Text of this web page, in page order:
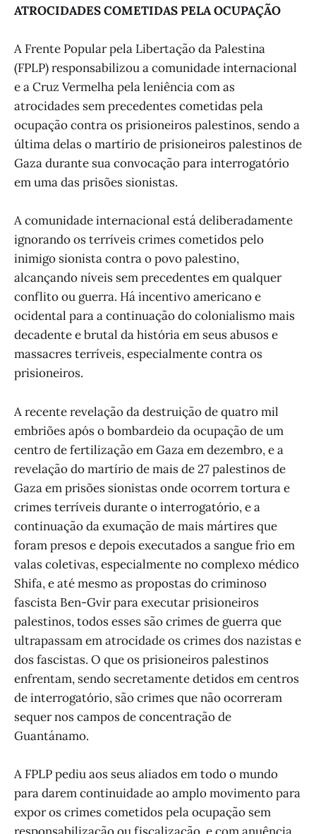
ATROCIDADES COMETIDAS PELA OCUPAÇÃO
A Frente Popular pela Libertação da Palestina
(FPLP) responsabilizou a comunidade internacional
e a Cruz Vermelha pela leniência com as
atrocidades sem precedentes cometidas pela
ocupação contra os prisioneiros palestinos, sendo a
última delas o martírio de prisioneiros palestinos de
Gaza durante sua convocação para interrogatório
em uma das prisões sionistas.
A comunidade internacional está deliberadamente
ignorando os terríveis crimes cometidos pelo
inimigo sionista contra o povo palestino,
alcançando níveis sem precedentes em qualquer
conflito ou guerra. Há incentivo americano e
ocidental para a continuação do colonialismo mais
decadente e brutal da história em seus abusos e
massacres terríveis, especialmente contra os
prisioneiros.
A recente revelação da destruição de quatro mil
embriões após o bombardeio da ocupação de um
centro de fertilização em Gaza em dezembro, e a
revelação do martírio de mais de 27 palestinos de
Gaza em prisões sionistas onde ocorrem tortura e
crimes terríveis durante o interrogatório, e a
continuação da exumação de mais mártires que
foram presos e depois executados a sangue frio em
valas coletivas, especialmente no complexo médico
Shifa, e até mesmo as propostas do criminoso
fascista Ben-Gvir para executar prisioneiros
palestinos, todos esses são crimes de guerra que
ultrapassam em atrocidade os crimes dos nazistas e
dos fascistas. O que os prisioneiros palestinos
enfrentam, sendo secretamente detidos em centros
de interrogatório, são crimes que não ocorreram
sequer nos campos de concentração de
Guantánamo.
A FPLP pediu aos seus aliados em todo o mundo
para darem continuidade ao amplo movimento para
expor os crimes cometidos pela ocupação sem